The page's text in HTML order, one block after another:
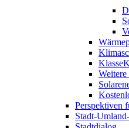
Perspektiven
Stadt-